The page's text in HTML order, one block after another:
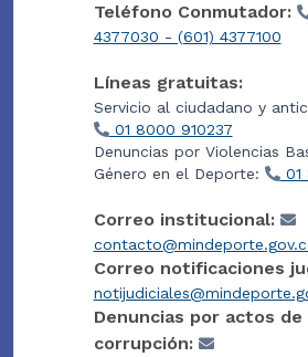
Teléfono Conmutador:
4377030 - (601) 4377100
Líneas gratuitas:
Servicio al ciudadano y
01 8000 910237
Denuncias por Violencias
Género en el Deporte:
01
Correo institucional:
Correo notificaciones
Denuncias por actos de
corrupción: